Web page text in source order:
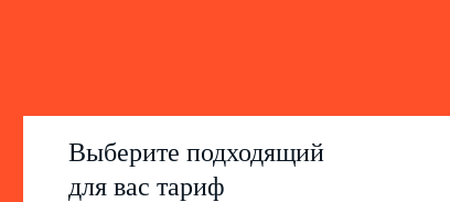
Выберите подходящий
для вас тариф